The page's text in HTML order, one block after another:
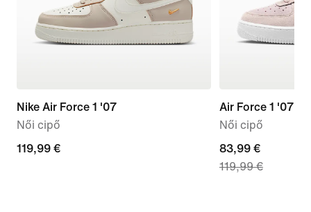
Nike Air Force 1 '07
Női cipő
119,99
119,99 €
Air Force 1 '07
Női cipő
current
price
83,99 €
119,99 €